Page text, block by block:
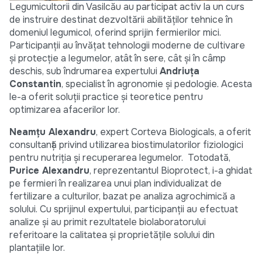
Legumicultorii din Vasilcău au participat activ la un curs
de instruire destinat dezvoltării abilităților tehnice în
domeniul legumicol, oferind sprijin fermierilor mici.
Participanții au învățat tehnologii moderne de cultivare
și protecție a legumelor, atât în sere, cât și în câmp
deschis, sub îndrumarea expertului Andriuța
Constantin, specialist în agronomie și pedologie. Acesta
le-a oferit soluții practice și teoretice pentru
optimizarea afacerilor lor.
Neamțu Alexandru, expert Corteva Biologicals, a oferit
consultanță privind utilizarea biostimulatorilor fiziologici
pentru nutriția și recuperarea legumelor. Totodată,
Purice Alexandru, reprezentantul Bioprotect, i-a ghidat
pe fermieri în realizarea unui plan individualizat de
fertilizare a culturilor, bazat pe analiza agrochimică a
solului. Cu sprijinul expertului, participanții au efectuat
analize și au primit rezultatele biolaboratorului
referitoare la calitatea și proprietățile solului din
plantațiile lor.